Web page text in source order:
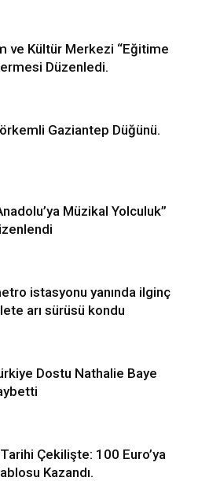
ve Kültür Merkezi “Eğitime
Düzenledi.
Gaziantep Düğünü.
Müzikal Yolculuk”
istasyonu yanında ilginç
arı sürüsü kondu
Dostu Nathalie Baye
Çekilişte: 100 Euro’ya
Kazandı.